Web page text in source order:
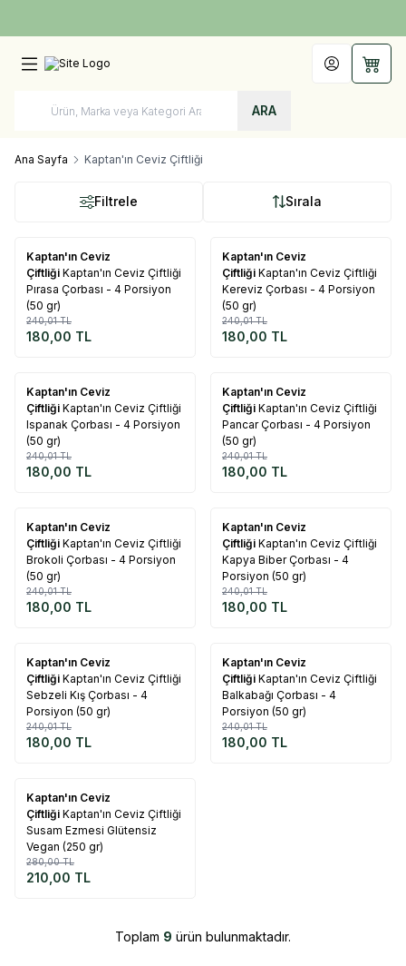
ARA
Hesabım
Ana Sayfa Kaptan'ın Ceviz Çiftliği
Filtrele Sırala
%25
Kaptan'ın Ceviz
Çiftliği Kaptan'ın Ceviz Çiftliği
Pırasa Çorbası - 4 Porsiyon
(50 gr)
240,01TL
180,00 TL
%25
Kaptan'ın Ceviz
Çiftliği Kaptan'ın Ceviz Çiftliği
Kereviz Çorbası - 4 Porsiyon
(50 gr)
240,01TL
180,00 TL
%25
Kaptan'ın Ceviz
Çiftliği Kaptan'ın Ceviz Çiftliği
Ispanak Çorbası - 4 Porsiyon
(50 gr)
240,01TL
180,00 TL
%25
Kaptan'ın Ceviz
Çiftliği Kaptan'ın Ceviz Çiftliği
Pancar Çorbası - 4 Porsiyon
(50 gr)
240,01TL
180,00 TL
%25
Kaptan'ın Ceviz
Çiftliği Kaptan'ın Ceviz Çiftliği
Brokoli Çorbası - 4 Porsiyon
(50 gr)
240,01TL
180,00 TL
%25
Kaptan'ın Ceviz
Çiftliği Kaptan'ın Ceviz Çiftliği
Kapya Biber Çorbası - 4
Porsiyon (50 gr)
240,01TL
180,00 TL
%25
Kaptan'ın Ceviz
Çiftliği Kaptan'ın Ceviz Çiftliği
Sebzeli Kış Çorbası - 4
Porsiyon (50 gr)
240,01TL
180,00 TL
%25
Kaptan'ın Ceviz
Çiftliği Kaptan'ın Ceviz Çiftliği
Balkabağı Çorbası - 4
Porsiyon (50 gr)
240,01TL
180,00 TL
%25
Kaptan'ın Ceviz
Çiftliği Kaptan'ın Ceviz Çiftliği
Susam Ezmesi Glütensiz
Vegan (250 gr)
280,00TL
210,00 TL
Toplam 9 ürün bulunmaktadır.